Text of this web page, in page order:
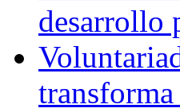
desarrollo